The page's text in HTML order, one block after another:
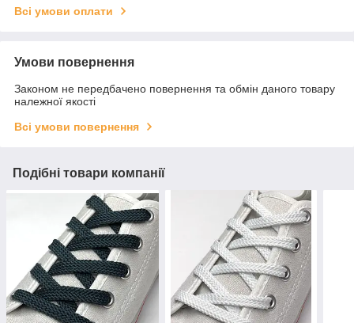
Всі умови оплати
Умови повернення
Законом не передбачено повернення та обмін даного товару
належної якості
Всі умови повернення
Подібні товари компанії